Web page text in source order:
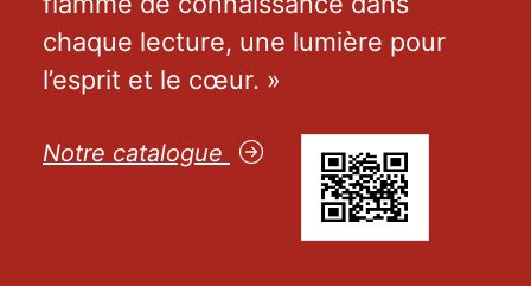
chaque lecture, une lumière pour
l’esprit et le cœur. »
Notre catalogue